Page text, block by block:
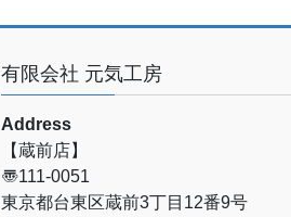
有限会社 元気工房
Address
【蔵前店】
〠111-0051
東京都台東区蔵前3丁目12番9号